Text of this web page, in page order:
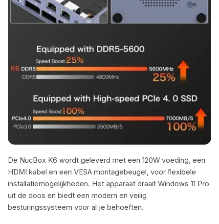
De NucBox K6 wordt geleverd met een 120W voeding, een
HDMI kabel en een VESA montagebeugel, voor flexibele
installatiemogelijkheden. Het apparaat draait Windows 11 Pro
uit de doos en biedt een modern en veilig
besturingssysteem voor al je behoeften.